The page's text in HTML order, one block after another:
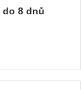
do 8 dnů